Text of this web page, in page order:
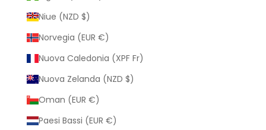
Niue (NZD $)
Norvegia (EUR €)
Nuova Caledonia (XPF Fr)
Nuova Zelanda (NZD $)
Oman (EUR €)
Paesi Bassi (EUR €)